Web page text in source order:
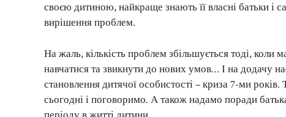
своєю дитиною, найкраще знають її власні батьки і
вирішення проблем.
На жаль, кількість проблем збільшується тоді,
навчатися та звикнути до нових умов… І на додачу
становлення дитячої особистості – криза 7-ми
сьогодні і поговоримо. А також надамо поради